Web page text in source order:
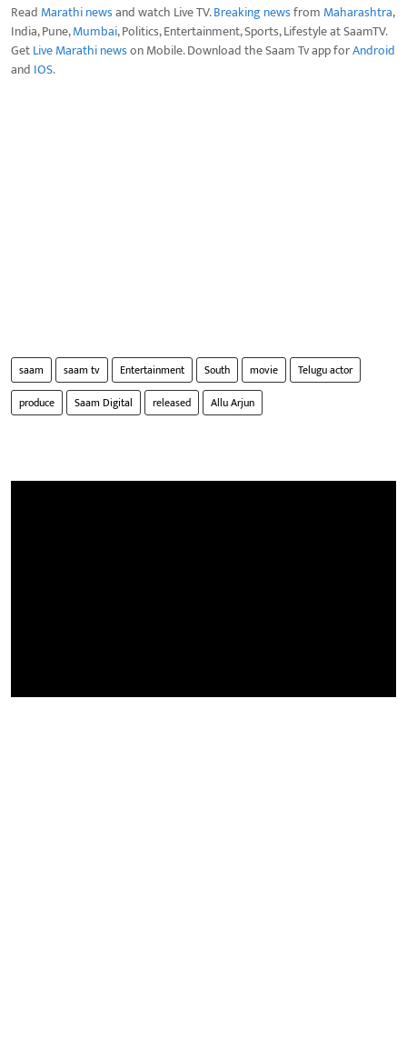
Read Marathi newsand watch Live TV.Breaking newsfrom Maharashtra,
India, Pune,Mumbai, Politics, Entertainment, Sports, Lifestyle at SaamTV.
GetLive Marathi newson Mobile. Download the Saam Tv app forAndroid
and IOS.
saam saam tv Entertainment South movie
Telugu actor
produce
Saam Digital released Allu Arjun